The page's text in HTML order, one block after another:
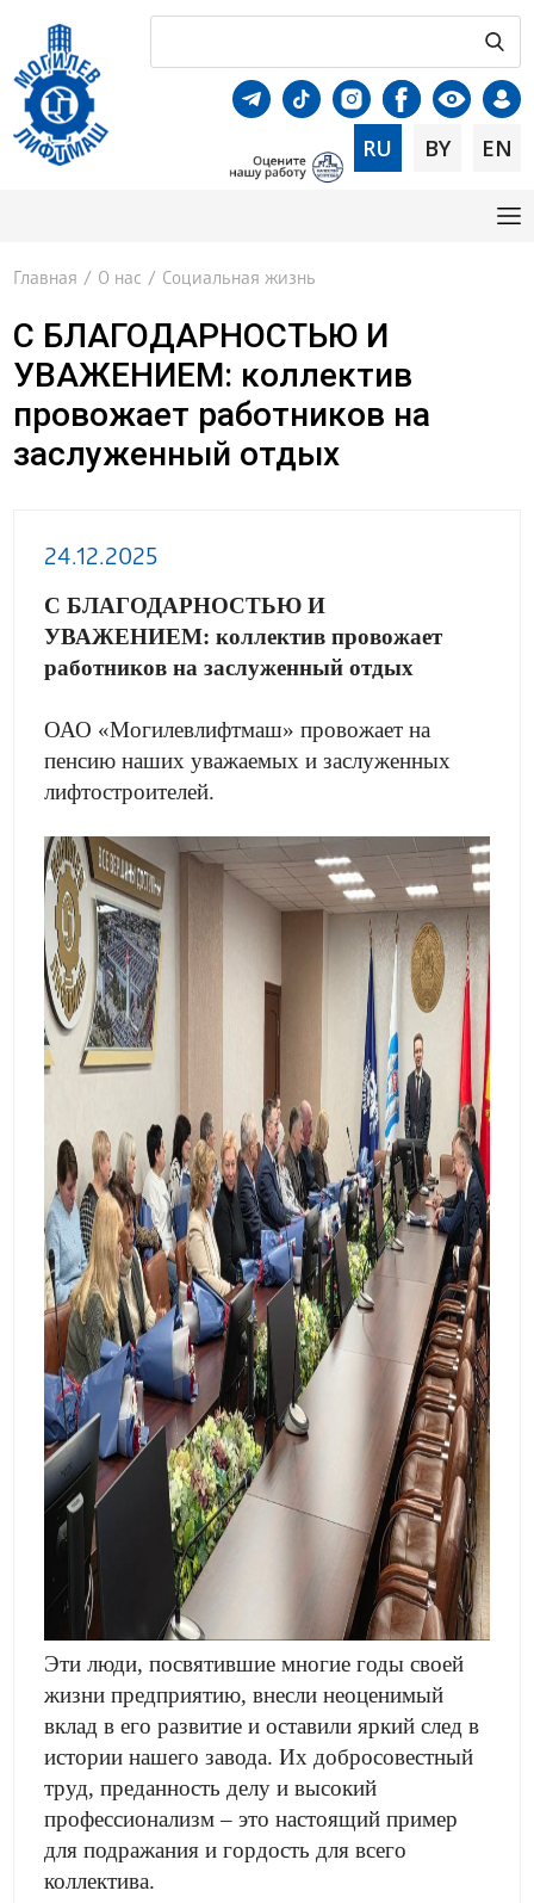
RU BY EN
Главная / О нас / Социальная жизнь
С БЛАГОДАРНОСТЬЮ И
УВАЖЕНИЕМ: коллектив
провожает работников на
заслуженный отдых
24.12.2025
С БЛАГОДАРНОСТЬЮ И
УВАЖЕНИЕМ: коллектив провожает
работников на заслуженный отдых
ОАО «Могилевлифтмаш» провожает на
пенсию наших уважаемых и заслуженных
лифтостроителей.
Эти люди, посвятившие многие годы своей
жизни предприятию, внесли неоценимый
вклад в его развитие и оставили яркий след в
истории нашего завода. Их добросовестный
труд, преданность делу и высокий
профессионализм – это настоящий пример
для подражания и гордость для всего
коллектива.